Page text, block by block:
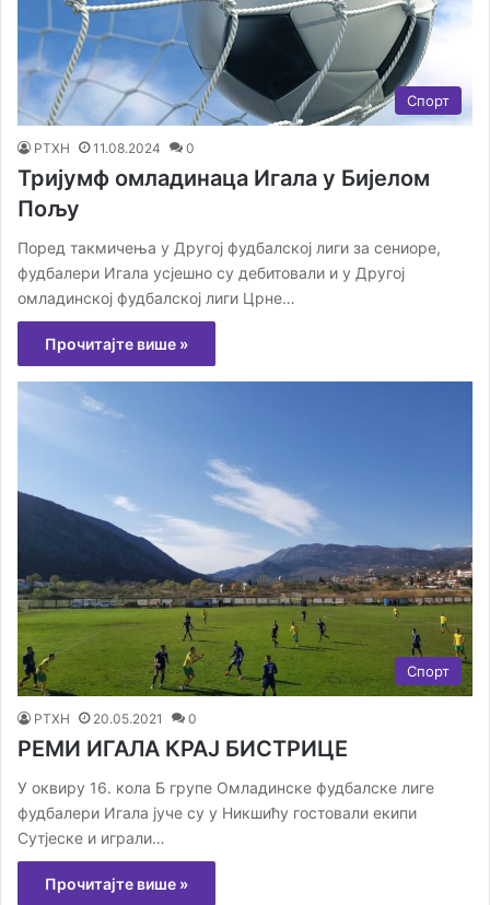
Спорт
РТХН 11.08.2024 0
Тријумф омладинаца Игала у Бијелом
Пољу
Поред такмичења у Другој фудбалској лиги за сениоре,
фудбалери Игала усјешно су дебитовали и у Другој
омладинској фудбалској лиги Црне…
Прочитајте више »
Спорт
РТХН 20.05.2021 0
РЕМИ ИГАЛА КРАЈ БИСТРИЦЕ
У оквиру 16. кола Б групе Омладинске фудбалске лиге
фудбалери Игала јуче су у Никшићу гостовали екипи
Сутјеске и играли…
Прочитајте више »